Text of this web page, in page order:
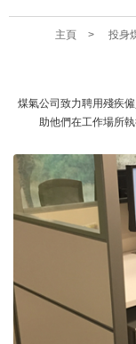
主頁 > 投身
煤氣公司致力聘用殘疾
助他們在工作場所